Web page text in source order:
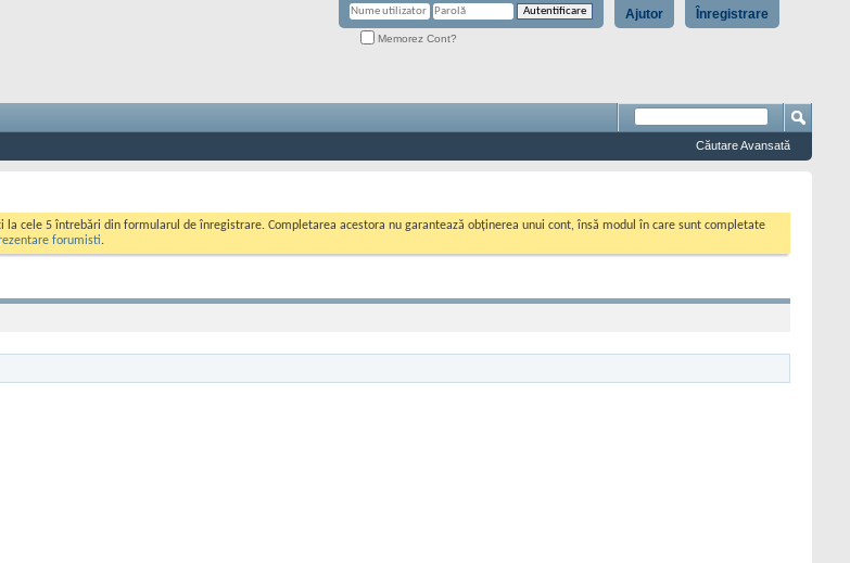
Înregistrare
Ajutor
Memorez Cont?
Căutare Avansată
la cele 5 întrebări din formularul de înregistrare. Completarea acestora nu garantează obținerea unui cont, însă modul în care sunt completate
forumisti.